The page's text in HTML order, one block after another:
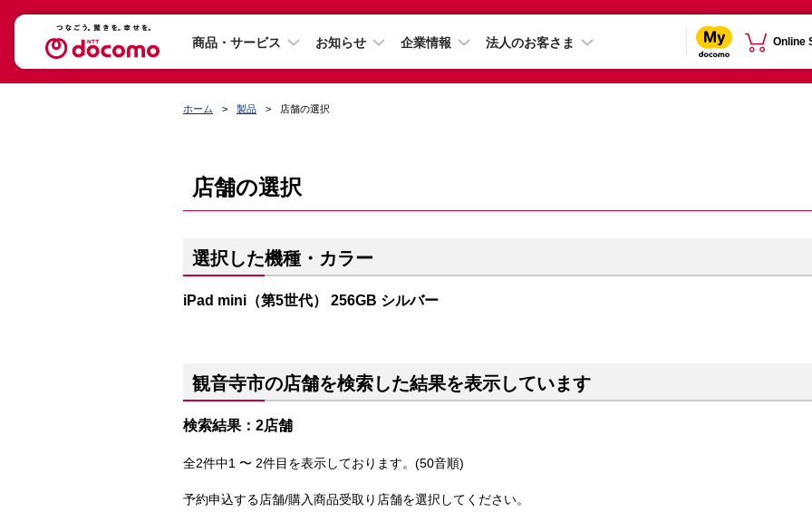
商品・サービス お知らせ 企業情報 法人のお客さま Online
ホーム 製品 店舗の選択
店舗の選択
選択した機種・カラー
iPad mini（第5世代） 256GB シルバー
観音寺市の店舗を検索した結果を表示しています
検索結果：2店舗
全2件中1 〜 2件目を表示しております。(50音順)
予約申込する店舗/購入商品受取り店舗を選択してください。